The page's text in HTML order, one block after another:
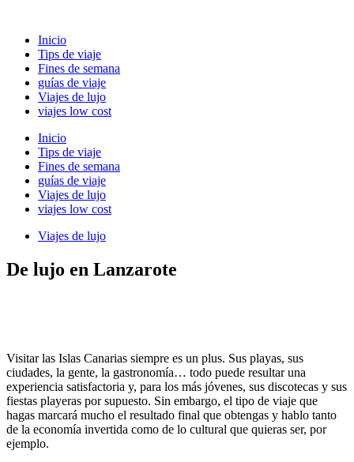
contenido
Inicio
Tips de viaje
Fines de semana
guías de viaje
Viajes de lujo
viajes low cost
Inicio
Tips de viaje
Fines de semana
guías de viaje
Viajes de lujo
viajes low cost
Viajes de lujo
De lujo en Lanzarote
Visitar las Islas Canarias siempre es un plus. Sus playas, sus
ciudades, la gente, la gastronomía… todo puede resultar una
experiencia satisfactoria y, para los más jóvenes, sus discotecas y sus
fiestas playeras por supuesto. Sin embargo, el tipo de viaje que
hagas marcará mucho el resultado final que obtengas y hablo tanto
de la economía invertida como de lo cultural que quieras ser, por
ejemplo.